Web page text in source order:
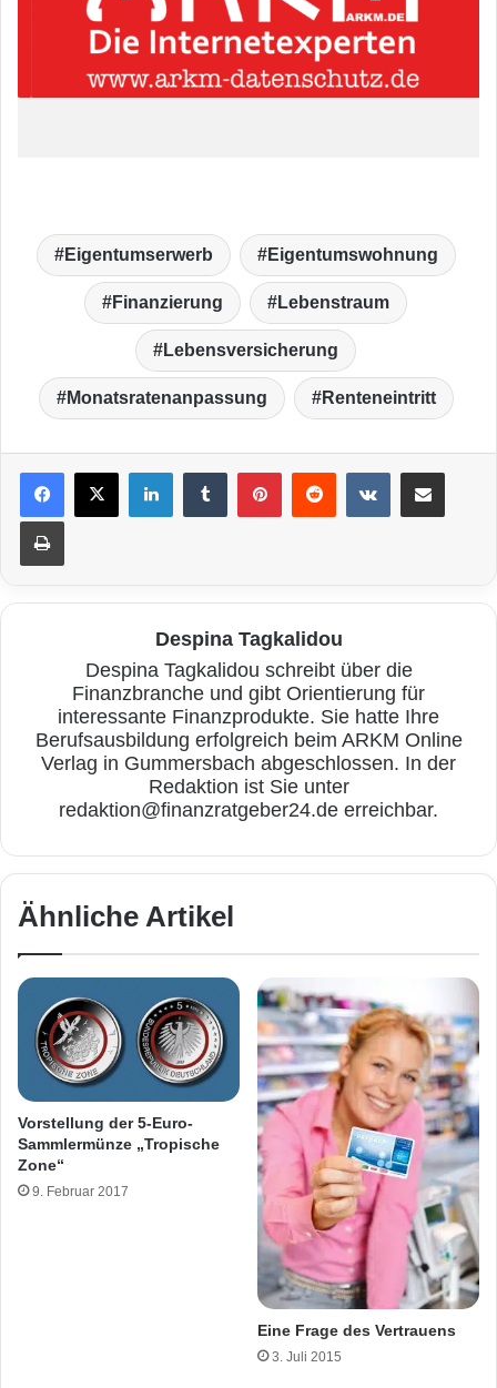
Eigentumserwerb Eigentumswohnung
Finanzierung Lebenstraum
Lebensversicherung
Monatsratenanpassung Renteneintritt
LinkedIn VKontakte
Drucken
Despina Tagkalidou
Despina Tagkalidou schreibt über die
Finanzbranche und gibt Orientierung für
interessante Finanzprodukte. Sie hatte Ihre
Berufsausbildung erfolgreich beim ARKM Online
Verlag in Gummersbach abgeschlossen. In der
Redaktion ist Sie unter
redaktion@finanzratgeber24.de erreichbar.
Ähnliche Artikel
Vorstellung der 5-Euro-
Sammlermünze „Tropische
Zone“
9. Februar 2017
Eine Frage des Vertrauens
3. Juli 2015